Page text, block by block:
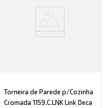
Torneira de Parede p/Cozinha
Cromada 1159.C.LNK Link Deca